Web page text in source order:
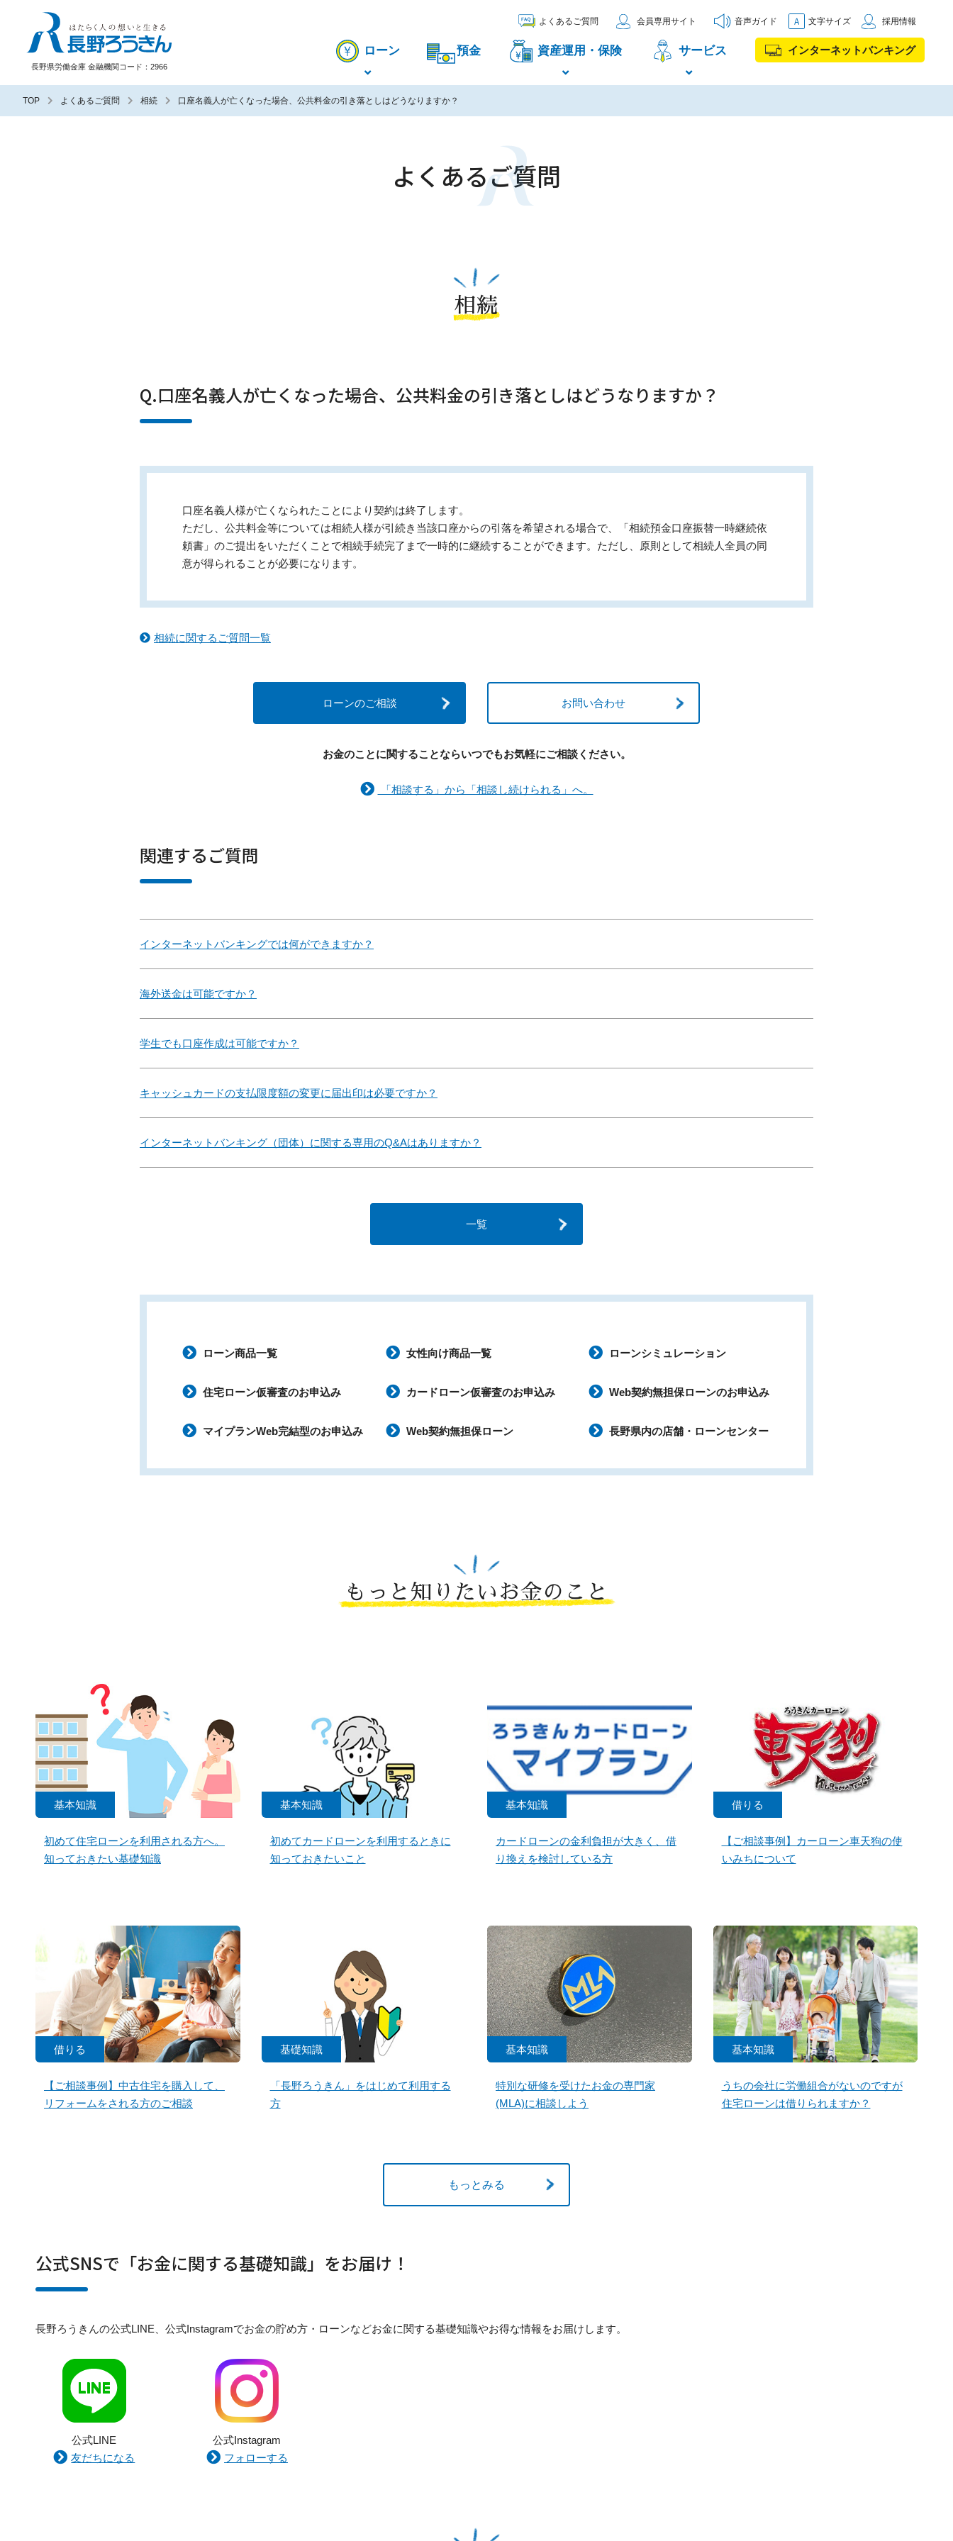
長野県労働金庫 金融機関コード：2966
ローン 預金 資産運用・保険 サービス インターネットバンキング
よくあるご質問 会員専用サイト 音声ガイド 文字サイズ 採用情報
TOP よくあるご質問 相続 口座名義人が亡くなった場合、公共料金の引き落としはどうなりますか？
よくあるご質問
相続
Q.口座名義人が亡くなった場合、公共料金の引き落としはどうなりますか？
口座名義人様が亡くなられたことにより契約は終了します。
ただし、公共料金等については相続人様が引続き当該口座からの引落を希望される場合で、「相続預金口座振替一時継続依
頼書」のご提出をいただくことで相続手続完了まで一時的に継続することができます。ただし、原則として相続人全員の同
意が得られることが必要になります。
相続に関するご質問一覧
ローンのご相談 お問い合わせ
お金のことに関することならいつでもお気軽にご相談ください。
「相談する」から「相談し続けられる」へ。
関連するご質問
インターネットバンキングでは何ができますか？
海外送金は可能ですか？
学生でも口座作成は可能ですか？
キャッシュカードの支払限度額の変更に届出印は必要ですか？
インターネットバンキング（団体）に関する専用のQ&Aはありますか？
一覧
ローン商品一覧 女性向け商品一覧 ローンシミュレーション
住宅ローン仮審査のお申込み カードローン仮審査のお申込み Web契約無担保ローンのお申込み
マイプランWeb完結型のお申込み Web契約無担保ローン 長野県内の店舗・ローンセンター
もっと知りたいお金のこと
基本知識
初めて住宅ローンを利用される方へ。
知っておきたい基礎知識
基本知識
初めてカードローンを利用するときに
知っておきたいこと
基本知識
カードローンの金利負担が大きく、借
り換えを検討している方
借りる
【ご相談事例】カーローン車天狗の使
いみちについて
借りる
【ご相談事例】中古住宅を購入して、
リフォームをされる方のご相談
基礎知識
「長野ろうきん」をはじめて利用する
方
基本知識
特別な研修を受けたお金の専門家
(MLA)に相談しよう
基本知識
うちの会社に労働組合がないのですが
住宅ローンは借りられますか？
もっとみる
公式SNSで「お金に関する基礎知識」をお届け！
長野ろうきんの公式LINE、公式Instagramでお金の貯め方・ローンなどお金に関する基礎知識やお得な情報をお届けします。
公式LINE
友だちになる
公式Instagram
フォローする